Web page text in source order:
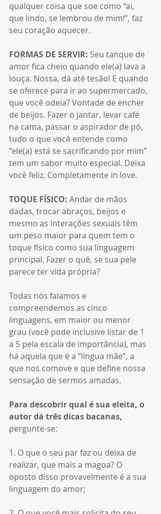
qualquer coisa que soe como “ai,
que lindo, se lembrou de mim!”, faz
seu coração aquecer.
FORMAS DE SERVIR: Seu tanque de
amor fica cheio quando ele(a) lava a
louça. Nossa, dá até tesão! E quando
se oferece para ir ao supermercado,
que você odeia? Vontade de encher
de beijos. Fazer o jantar, levar café
na cama, passar o aspirador de pó,
tudo o que você entende como
“ele(a) está se sacrificando por mim”
tem um sabor muito especial. Deixa
você feliz. Completamente in love.
TOQUE FÍSICO: Andar de mãos
dadas, trocar abraços, beijos e
mesmo as interações sexuais têm
um peso maior para quem tem o
toque físico como sua linguagem
principal. Fazer o quê, se sua pele
parece ter vida própria?
Todas nós falamos e
compreendemos as cinco
linguagens, em maior ou menor
grau (você pode inclusive listar de 1
a 5 pela escala de importância), mas
há aquela que é a “língua mãe”, a
que nos comove e que define nossa
sensação de sermos amadas.
Para descobrir qual é sua eleita, o
autor dá três dicas bacanas,
pergunte-se:
1. O que o seu par faz ou deixa de
realizar, que mais a magoa? O
oposto disso provavelmente é a sua
linguagem do amor;